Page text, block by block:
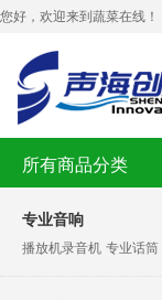
您好，欢迎来到蔬菜在线！
所有商品分类
专业音响
播放机录音机 专业话筒